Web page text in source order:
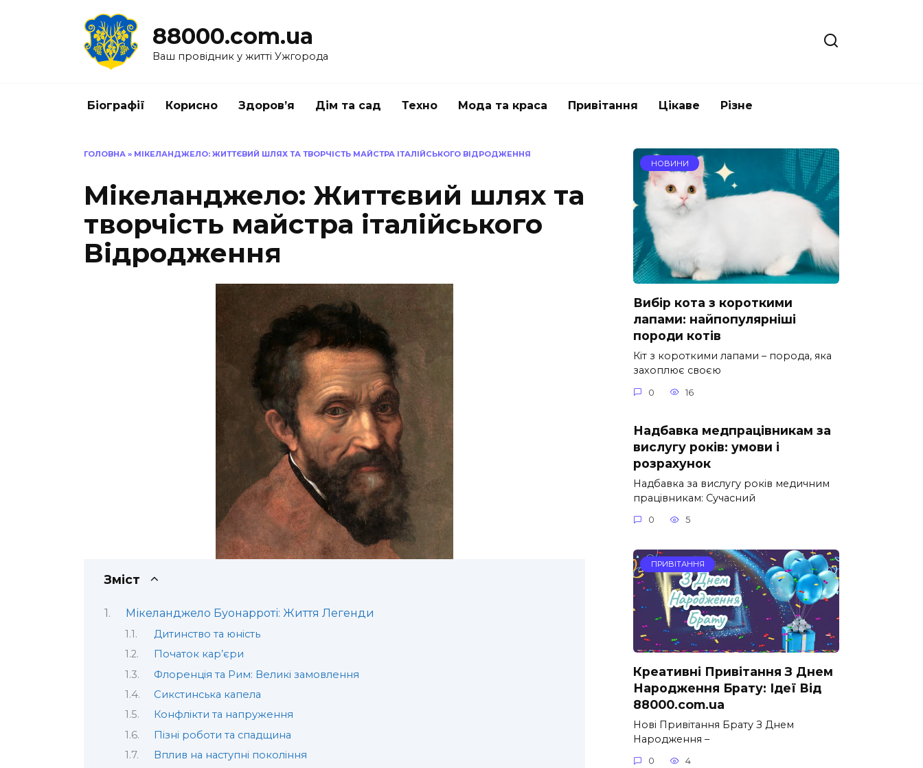
88000.com.ua
Ваш провідник у житті Ужгорода
Біографії Корисно Здоров’я Дім та сад Техно Мода та краса Привітання Цікаве Різне
ГОЛОВНА » МІКЕЛАНДЖЕЛО: ЖИТТЄВИЙ ШЛЯХ ТА ТВОРЧІСТЬ МАЙСТРА ІТАЛІЙСЬКОГО ВІДРОДЖЕННЯ
Мікеланджело: Життєвий шлях та
творчість майстра італійського
Відродження
Зміст
Мікеланджело Буонарроті: Життя Легенди
Дитинство та юність
Початок кар’єри
Флоренція та Рим: Великі замовлення
Сикстинська капела
Конфлікти та напруження
Пізні роботи та спадщина
Вплив на наступні покоління
НОВИНИ
Вибір кота з короткими
лапами: найпопулярніші
породи котів
Кіт з короткими лапами – порода, яка
захоплює своєю
0 16
Надбавка медпрацівникам за
вислугу років: умови і
розрахунок
Надбавка за вислугу років медичним
працівникам: Сучасний
0 5
ПРИВІТАННЯ
Креативні Привітання З Днем
Народження Брату: Ідеї Від
88000.com.ua
Нові Привітання Брату З Днем
Народження –
0 4